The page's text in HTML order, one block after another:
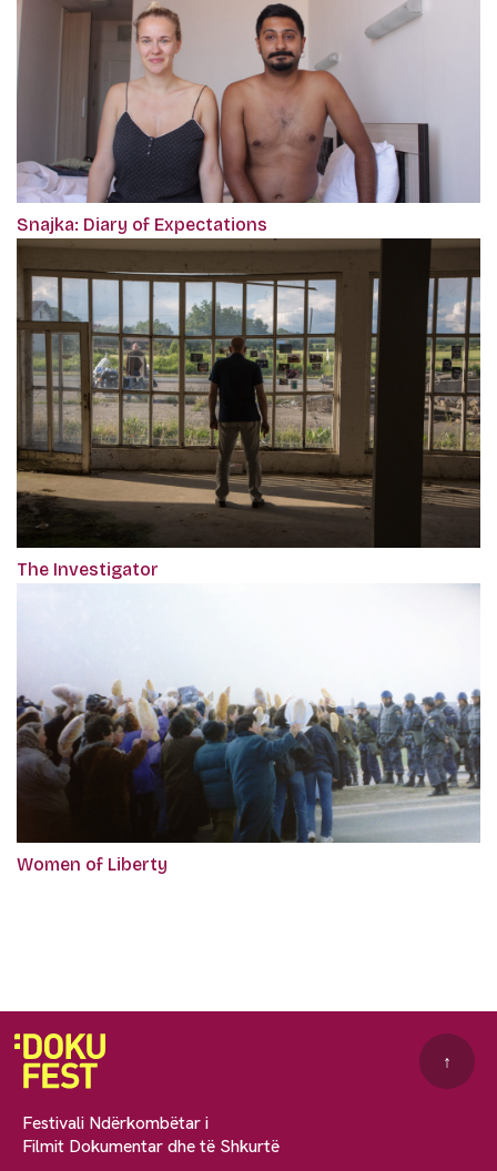
Snajka: Diary of Expectations
The Investigator
Women of Liberty
Festivali Ndërkombëtar i
Filmit Dokumentar dhe të Shkurtë
↑